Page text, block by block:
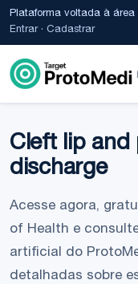
Plataforma voltada à área
Entrar· Cadastrar
Cleft lip and
discharge
Acesse agora,
of Health e
artificial do
detalhadas sobre